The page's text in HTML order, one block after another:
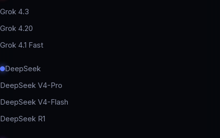
Grok 4.3
Grok 4.20
Grok 4.1 Fast
DeepSeek
DeepSeek V4-Pro
DeepSeek V4-Flash
DeepSeek R1